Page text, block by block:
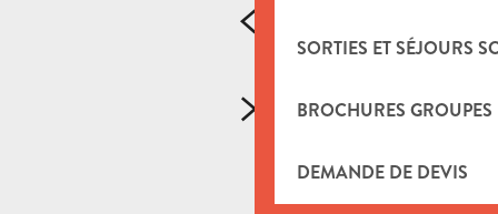
SORTIES ET SÉJOURS
BROCHURES GROUPES
DEMANDE DE DEVIS